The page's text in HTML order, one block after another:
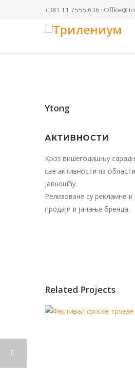
+381 11 7555 636 ·
Ytong
АКТИВНОСТИ
Кроз вишегодишњу
све активности из
јавношћу.
Релизоване су рекламне
продаји и јачање бренда.
Related Projects